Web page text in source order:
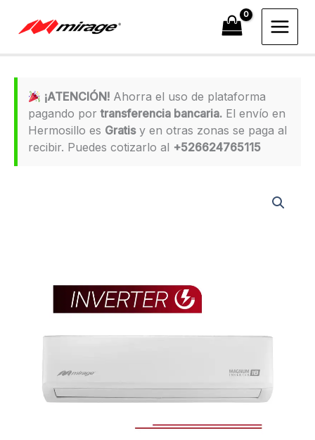
¡ATENCIÓN! Ahorra el uso de plataforma
pagando portransferencia bancaria. El envío en
Hermosillo es Gratisy en otras zonas se paga al
recibir. Puedes cotizarlo al +526624765115